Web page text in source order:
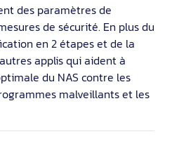
des paramètres de
de sécurité. En plus du
en 2 étapes et de la
applis qui aident à
du NAS contre les
malveillants et les